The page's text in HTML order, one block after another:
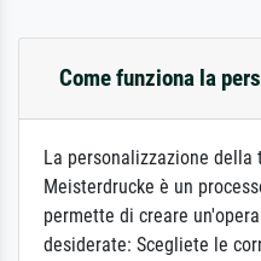
Come funziona la
La personalizzazione della
Meisterdrucke è un
permette di creare
desiderate: Scegliete le